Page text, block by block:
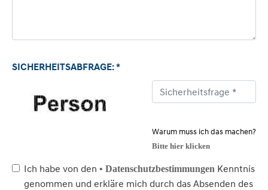
SICHERHEITSABFRAGE: *
Warum muss ich das machen?
Bitte hier klicken
Ich habe von den • Datenschutzbestimmungen Kenntnis
genommen und erkläre mich durch das Absenden des